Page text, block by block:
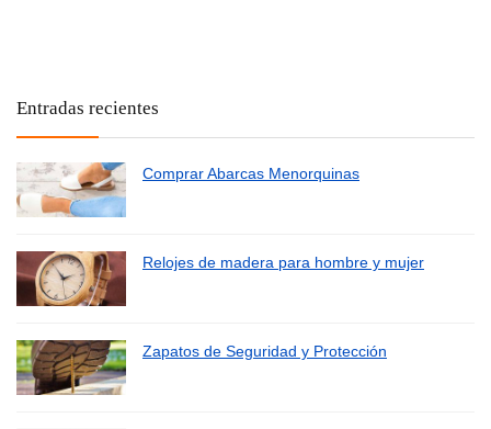
Entradas recientes
Comprar Abarcas Menorquinas
Relojes de madera para hombre y mujer
Zapatos de Seguridad y Protección